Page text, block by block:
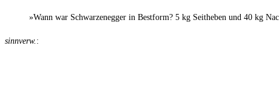
»Wann war Schwar­zen­eg­ger in Best­form? 5 kg Seit­he­ben und 40 kg
sinn­verw. :